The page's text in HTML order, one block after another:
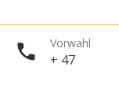
Vorwahl
+ 47